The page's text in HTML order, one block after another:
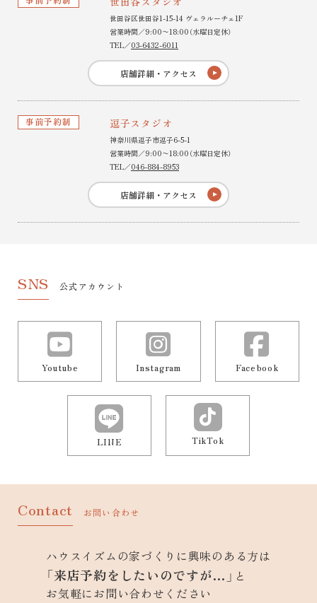
世田谷区世田谷1-15-14 ヴェラルーチェ1F
営業時間／9:00〜18:00（水曜日定休）
TEL／03-6432-6011
店舗詳細・アクセス
事前予約制 逗子スタジオ
神奈川県逗子市逗子6-5-1
営業時間／9:00〜18:00（水曜日定休）
TEL／046-884-8953
店舗詳細・アクセス
SNS 公式アカウント
Youtube Instagram Facebook
LINE TikTok
Contact お問い合わせ
ハウスイズムの家づくりに興味のある方は
「来店予約をしたいのですが…」 と
お気軽にお問い合わせください